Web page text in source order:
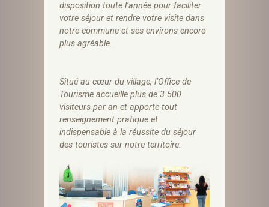
disposition toute l’année pour faciliter
votre séjour et rendre votre visite dans
notre commune et ses environs encore
plus agréable.
Situé au cœur du village, l’Office de
Tourisme accueille plus de 3 500
visiteurs par an et apporte tout
renseignement pratique et
indispensable à la réussite du séjour
des touristes sur notre territoire.